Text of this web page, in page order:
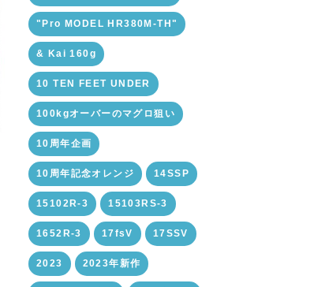
"Pro MODEL HR380M-TH"
& Kai 160g
10 TEN FEET UNDER
100kgオーバーのマグロ狙い
10周年企画
10周年記念オレンジ 14SSP
15102R-3 15103RS-3
1652R-3 17fsV 17SSV
2023 2023年新作